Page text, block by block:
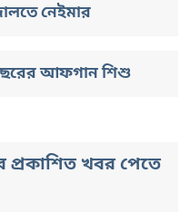
নেইমার
আফগান শিশু
খবর পেতে